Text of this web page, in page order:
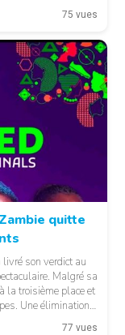
les informations75 vues
quitte
son verdict au
Malgré sa
la troisième place et
Une élimination
: […]
77 vues